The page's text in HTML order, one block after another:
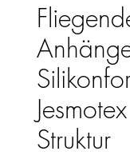
Struktur